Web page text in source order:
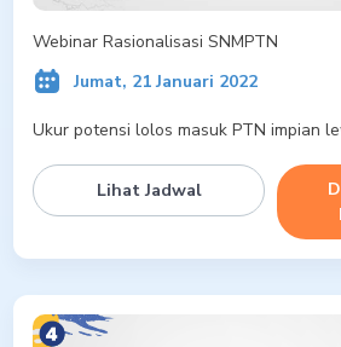
Webinar Rasionalisasi SNMPTN
Jumat, 21 Januari 2022
Ukur potensi lolos masuk PTN impian
Lihat Jadwal